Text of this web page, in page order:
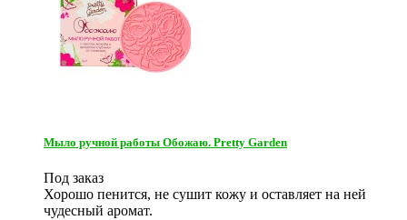
Мыло ручной работы Обожаю. Pretty Garden
Под заказ
Хорошо пенится, не сушит кожу и оставляет на ней
чудесный аромат.